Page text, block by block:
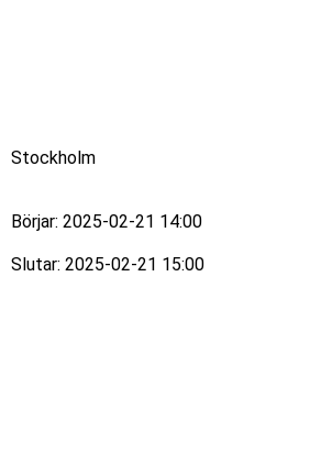
Stockholm
Börjar: 2025-02-21 14:00
Slutar: 2025-02-21 15:00